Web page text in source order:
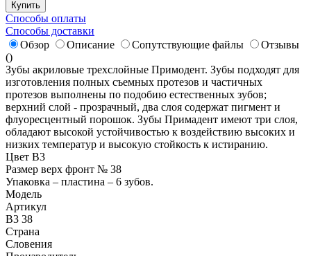
Купить
Способы оплаты
Способы доставки
Обзор
Описание Сопутствующие файлы
Отзывы
()
Зубы акриловые трехслойные Примодент. Зубы подходят для
изготовления полных съемных протезов и частичных
протезов выполнены по подобию естественных зубов;
верхний слой - прозрачный, два слоя содержат пигмент и
флуоресцентный порошок. Зубы Примадент имеют три слоя,
обладают высокой устойчивостью к воздействию высоких и
низких температур и высокую стойкость к истиранию.
Цвет B3
Размер верх фронт № 38
Упаковка – пластина – 6 зубов.
Модель
Артикул
B3 38
Страна
Словения